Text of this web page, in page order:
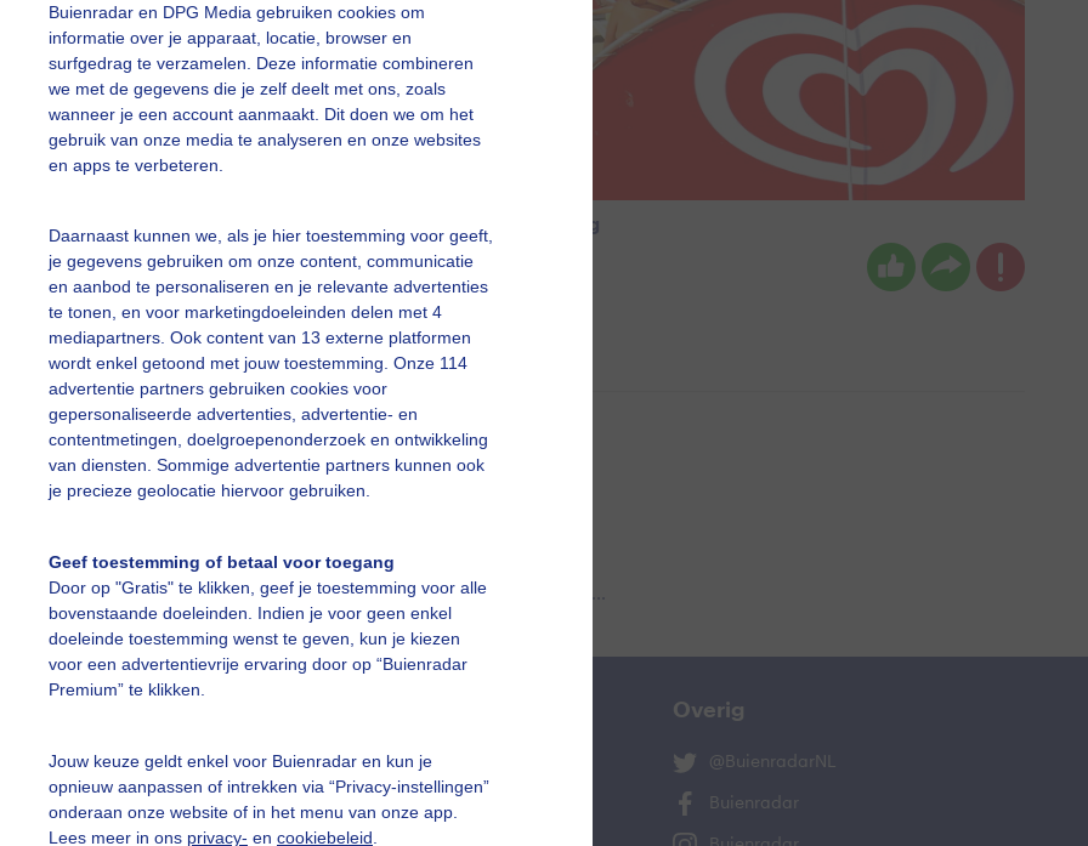
Buienradar en DPG Media gebruiken cookies om
informatie over je apparaat, locatie, browser en
surfgedrag te verzamelen. Deze informatie combineren
we met de gegevens die je zelf deelt met ons, zoals
wanneer je een account aanmaakt. Dit doen we om het
gebruik van onze media te analyseren en onze websites
en apps te verbeteren.
Daarnaast kunnen we, als je hier toestemming voor geeft,
je gegevens gebruiken om onze content, communicatie
en aanbod te personaliseren en je relevante advertenties
te tonen, en voor marketingdoeleinden delen met 4
mediapartners. Ook content van 13 externe platformen
wordt enkel getoond met jouw toestemming. Onze 114
advertentie partners gebruiken cookies voor
gepersonaliseerde advertenties, advertentie- en
contentmetingen, doelgroepenonderzoek en ontwikkeling
van diensten. Sommige advertentie partners kunnen ook
je precieze geolocatie hiervoor gebruiken.
Geef toestemming of betaal voor toegang
Door op "Gratis" te klikken, geef je toestemming voor alle
bovenstaande doeleinden. Indien je voor geen enkel
doeleinde toestemming wenst te geven, kun je kiezen
voor een advertentievrije ervaring door op “Buienradar
Premium” te klikken.
Jouw keuze geldt enkel voor Buienradar en kun je
opnieuw aanpassen of intrekken via “Privacy-instellingen”
onderaan onze website of in het menu van onze app.
Lees meer in ons privacy- en cookiebeleid
stranddrukte op deze prachtig zonovergoten zomerse dag
ria brasser Gemaakt: 01-05-2026, 26x bekeken
Zonovergotenzomersedag
slideshow
Een moment geduld aub...
vragen
De Bilt
Overig
@BuienradarNL
Buienradar